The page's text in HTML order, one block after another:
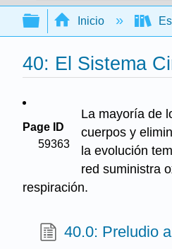
Buscar
Expandir/
Inicio
40: El Sistema
Page ID
59363
La mayoría de
cuerpos y
la evolución
red suministra
respiración.
40.0: Preludio